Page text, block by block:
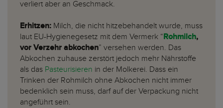
verliert aber an Geschmack.
Erhitzen: Milch, die nicht hitzebehandelt wurde, muss
laut EU-Hygienegesetz mit dem Vermerk “Rohmilch,
vor Verzehr abkochen” versehen werden. Das
Abkochen zuhause zerstört jedoch mehr Nährstoffe
als das Pasteurisieren in der Molkerei. Dass ein
Trinken der Rohmilch ohne Abkochen nicht immer
bedenklich sein muss, darf auf der Verpackung nicht
angeführt sein.